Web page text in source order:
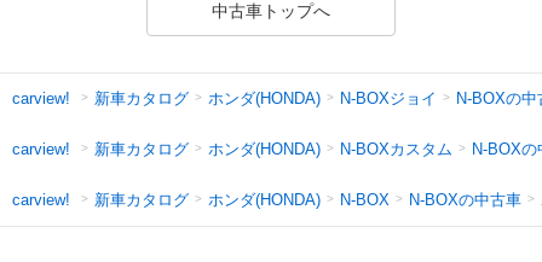
中古車トップへ
carview! 新車カタログ ホンダ(HONDA) N-BOXジョイ N-BOXの中
carview! 新車カタログ ホンダ(HONDA) N-BOXカスタム N-BOXの
carview! 新車カタログ ホンダ(HONDA) N-BOX N-BOXの中古車